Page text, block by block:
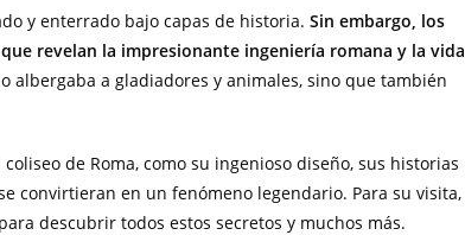
y enterrado bajo capas de historia. Sin embargo, los
revelan la impresionante ingeniería romana y la vida
albergaba a gladiadores y animales, sino que también
de Roma, como su ingenioso diseño, sus historias
convirtieran en un fenómeno legendario. Para su visita,
descubrir todos estos secretos y muchos más.